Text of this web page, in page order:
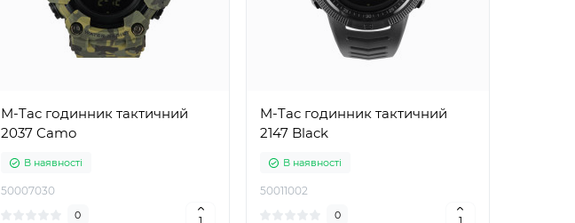
M-Tac годинник тактичний
2037 Camo
В наявності
50007030
0
M-Tac годинник тактичний
2147 Black
В наявності
50011002
0